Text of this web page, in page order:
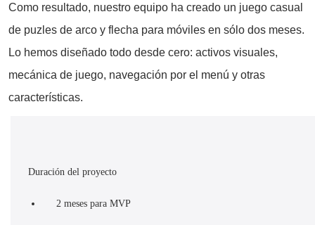
Como resultado, nuestro equipo ha creado un juego casual
de puzles de arco y flecha para móviles en sólo dos meses.
Lo hemos diseñado todo desde cero: activos visuales,
mecánica de juego, navegación por el menú y otras
características.
Duración del proyecto
2 meses para MVP